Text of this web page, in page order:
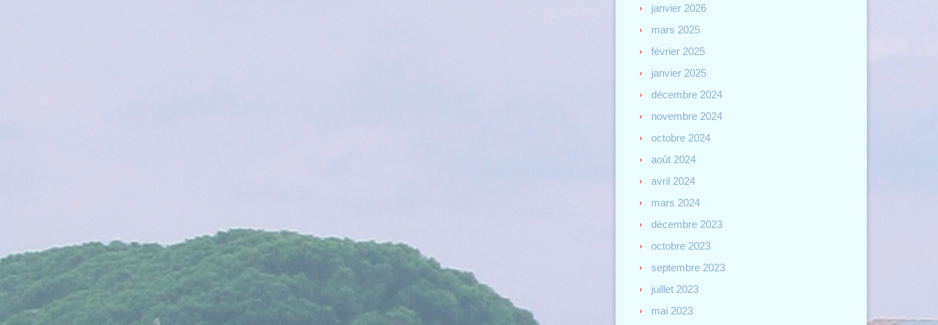
janvier 2026
mars 2025
février 2025
janvier 2025
décembre 2024
novembre 2024
octobre 2024
août 2024
avril 2024
mars 2024
décembre 2023
octobre 2023
septembre 2023
juillet 2023
mai 2023